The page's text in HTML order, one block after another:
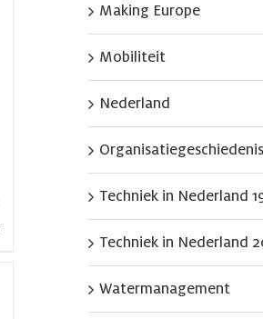
Making Europe
Mobiliteit
Nederland
Organisatiegeschiedenis
Techniek in Nederland
Techniek in Nederland
Watermanagement